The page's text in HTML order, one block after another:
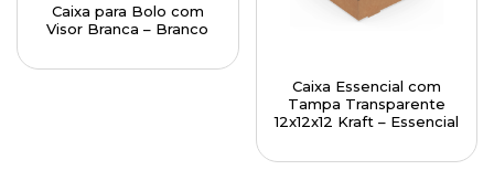
Caixa para Bolo com
Visor Branca – Branco
Caixa Essencial com
Tampa Transparente
12x12x12 Kraft – Essencial